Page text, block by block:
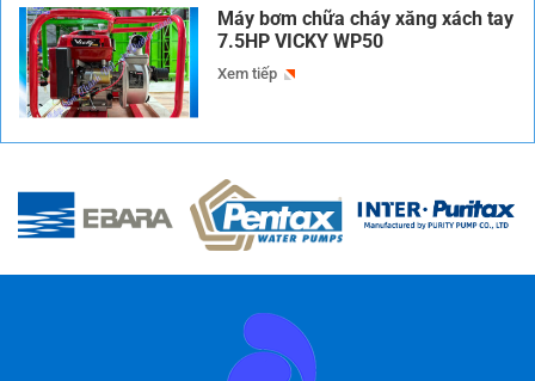
Máy bơm chữa cháy xăng xách tay
7.5HP VICKY WP50
Xem tiếp